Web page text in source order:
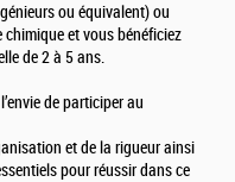
ou équivalent) ou
chimique et vous bénéficiez
de 2 à 5 ans.
de participer au
et de la rigueur ainsi
pour réussir dans ce